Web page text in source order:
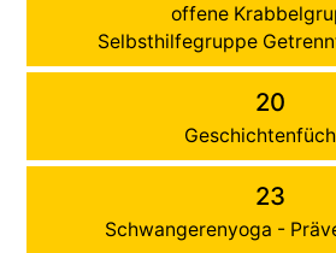
offene
Selbsthilfegruppe
20
23
Schwangerenyoga -